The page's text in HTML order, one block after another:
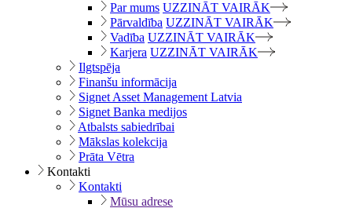
Par mums UZZINĀT VAIRĀK
Pārvaldība UZZINĀT VAIRĀK
Vadība UZZINĀT VAIRĀK
Karjera UZZINĀT VAIRĀK
Ilgtspēja
Finanšu informācija
Signet Asset Management Latvia
Signet Banka medijos
Atbalsts sabiedrībai
Mākslas kolekcija
Prāta Vētra
Kontakti
Kontakti
Mūsu adrese